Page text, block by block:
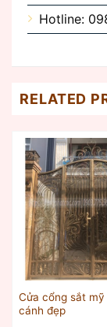
Hotline:
RELATED
Cửa cổng sắt
cánh đẹp